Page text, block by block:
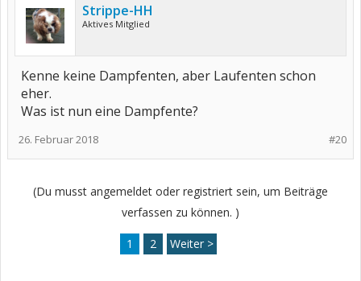
Strippe-HH
Aktives Mitglied
Kenne keine Dampfenten, aber Laufenten schon
eher.
Was ist nun eine Dampfente?
#20
26. Februar 2018
(Du musst angemeldet oder registriert sein, um Beiträge
verfassen zu können. )
1 2 Weiter >